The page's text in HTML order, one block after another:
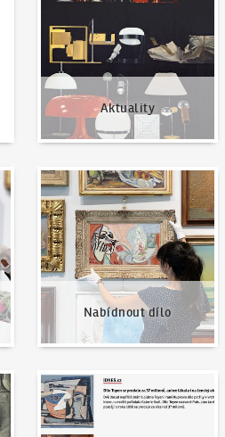
Aktuality
Nabídnout dílo
Nabídnout dílo
Napsali o nás